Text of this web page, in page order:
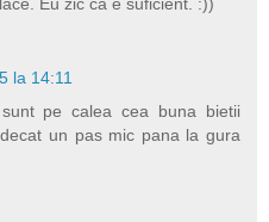
la 14:11
pe calea cea buna bietii
un pas mic pana la gura